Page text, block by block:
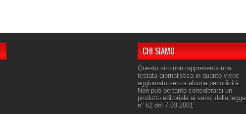
CHI SIAMO
Questo sito non rappresenta una
testata giornalistica in quanto viene
aggiornato senza alcuna periodicità.
Non può pertanto considerarsi un
prodotto editoriale ai sensi della legge
n° 62 del 7.03.2001